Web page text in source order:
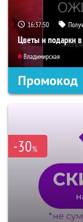
16:37:49
Цветы и подарки в
Владимирская
Промокод
-30%